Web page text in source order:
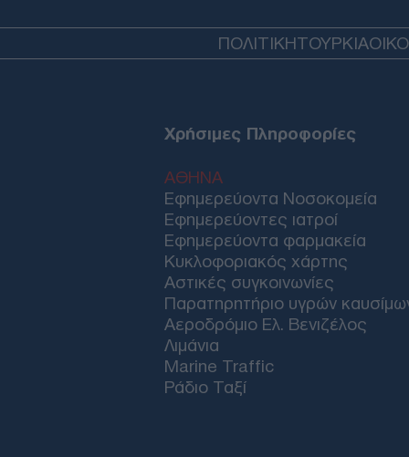
ΠΟΛΙΤΙΚΗΤΟΥΡΚΙΑ
Χρήσιμες Πληροφορίες
ΑΘΗΝΑ
Εφημερεύοντα Νοσοκομεία
Εφημερεύοντες ιατροί
Εφημερεύοντα φαρμακεία
Κυκλοφοριακός χάρτης
Αστικές συγκοινωνίες
Παρατηρητήριο υγρών
Αεροδρόμιο Ελ. Βενιζέλος
Λιμάνια
Marine Traffic
Ράδιο Ταξί